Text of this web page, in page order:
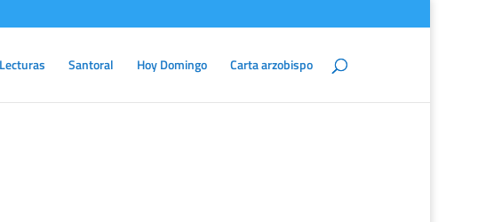
Santoral Hoy Domingo Carta arzobispo